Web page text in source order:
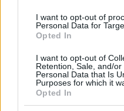
I want to opt-out of
Personal Data for
Opted In
I want to opt-out of
Retention, Sale, and/
Personal Data that Is
Purposes for which it
Opted In
Το Νοέμβριο του 2011
από την παραλιακή
καθώς η δημοτική αρχή
λειτουργία του στην
την κυκλοφορία. Ο
δημιουργούσε